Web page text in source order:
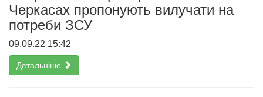
Черкасах пропонують вилучати на
потреби ЗСУ
09.09.22 15:42
Детальніше